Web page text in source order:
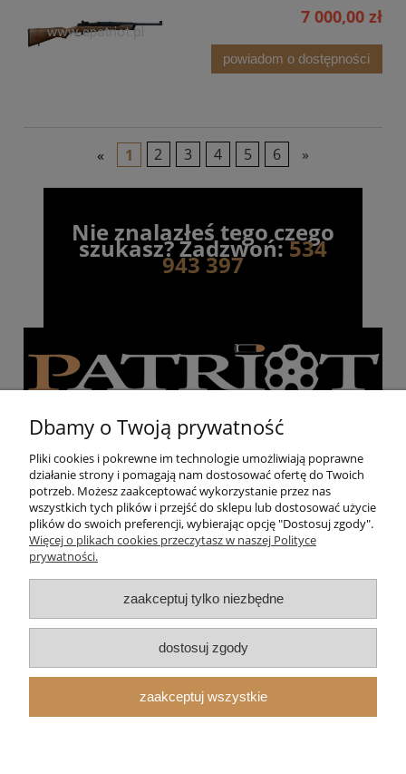
7 000,00 zł
powiadom o dostępności
« 1 2 3 4 5 6 »
Nie znalazłeś tego czego
szukasz? Zadzwoń:534
943 397
Pomoc
Moje konto
O nas
Dbamy o Twoją prywatność
Pliki cookies i pokrewne im technologie umożliwiają poprawne
działanie strony i pomagają nam dostosować ofertę do Twoich
potrzeb. Możesz zaakceptować wykorzystanie przez nas
wszystkich tych plików i przejść do sklepu lub dostosować użycie
plików do swoich preferencji, wybierając opcję "Dostosuj zgody".
Więcej o plikach cookies przeczytasz w naszej Polityce
prywatności.
zaakceptuj tylko niezbędne
dostosuj zgody
zaakceptuj wszystkie